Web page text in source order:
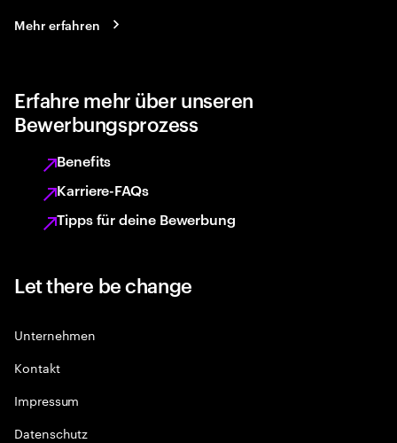
Mehr erfahren
Erfahre mehr über unseren
Bewerbungsprozess
Benefits
Karriere-FAQs
Tipps für deine Bewerbung
Let there be change
Unternehmen
Kontakt
Impressum
Datenschutz